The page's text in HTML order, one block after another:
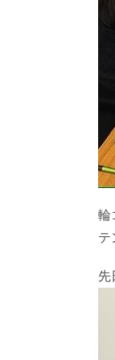
輪
テ
先